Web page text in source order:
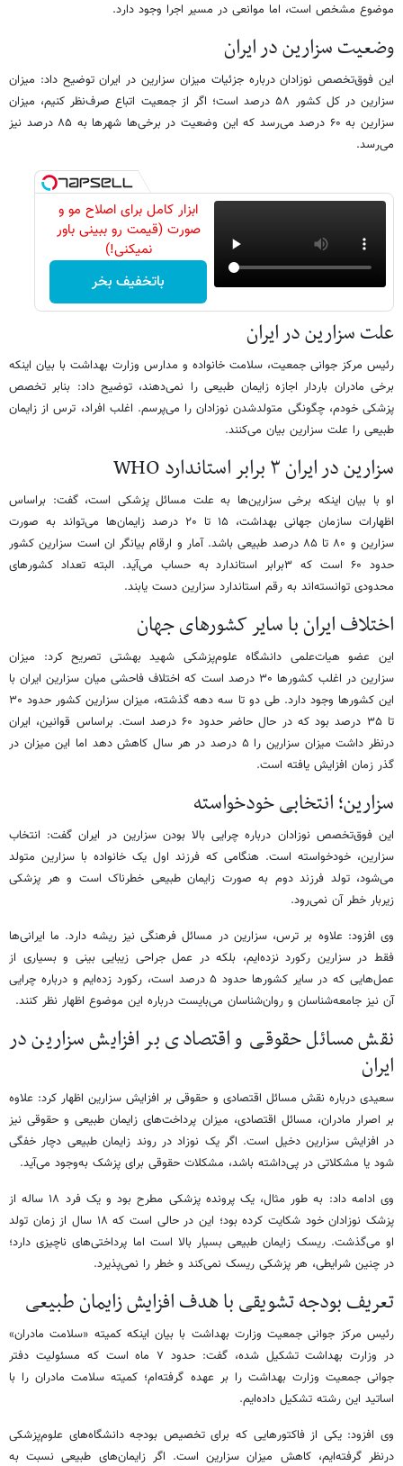
موضوع مشخص است، اما موانعی در مسیر اجرا وجود دارد.
وضعیت سزارین در ایران
این فوق‌تخصص نوزادان درباره جزئیات میزان سزارین در ایران توضیح داد: میزان
سزارین در کل کشور ۵۸ درصد است؛ اگر از جمعیت اتباع صرف‌نظر کنیم، میزان
سزارین به ۶۰ درصد می‌رسد که این وضعیت در برخی‌ها شهرها به ۸۵ درصد نیز
می‌رسد.
ابزار کامل برای اصلاح مو و
صورت (قیمت رو ببینی باور
نمیکنی!)
باتخفیف بخر
علت سزارین در ایران
رئیس مرکز جوانی جمعیت، سلامت خانواده و مدارس وزارت بهداشت با بیان اینکه
برخی مادران باردار اجازه زایمان طبیعی را نمی‌دهند، توضیح داد: بنابر تخصص
پزشکی خودم، چگونگی متولدشدن نوزادان را می‌پرسم. اغلب افراد، ترس از زایمان
طبیعی را علت سزارین بیان‌ می‌کنند.
سزارین در ایران ۳ برابر استاندارد WHO
او با بیان اینکه برخی سزارین‌ها به علت مسائل پزشکی است، گفت: براساس
اظهارات سازمان جهانی بهداشت، ۱۵ تا ۲۰ درصد زایمان‌ها می‌تواند به صورت
سزارین و ۸۰ تا ۸۵ درصد طبیعی باشد. آمار و ارقام بیانگر ان است سزارین کشور
حدود ۶۰ است که ۳برابر استاندارد به حساب می‌آید. البته تعداد کشورهای
محدودی توانسته‌اند به رقم استاندارد سزارین دست‌ یابند.
اختلاف ایران با سایر کشورهای جهان
این عضو هیات‌علمی دانشگاه علوم‌پزشکی شهید بهشتی تصریح کرد: میزان
سزارین در اغلب کشورها ۳۰ درصد است که اختلاف فاحشی میان سزارین ایران با
این کشورها وجود دارد. طی دو تا سه دهه گذشته، میزان سزارین کشور حدود ۳۰
تا ۳۵ درصد بود که در حال حاضر حدود ۶۰ درصد است. براساس قوانین، ایران
درنظر داشت میزان سزارین را ۵ درصد در هر سال کاهش دهد اما این میزان در
گذر زمان افزایش یافته است.
سزارین؛ انتخابی خودخواسته
این فوق‌تخصص نوزادان درباره چرایی بالا بودن سزارین در ایران گفت: انتخاب
سزارین، خودخواسته است. هنگامی که فرزند اول یک خانواده با سزارین متولد
می‌شود، تولد فرزند دوم به صورت زایمان طبیعی خطرناک است و هر پزشکی
زیربار خطر آن نمی‌رود.
وی افزود: علاوه بر ترس، سزارین در مسائل فرهنگی نیز ریشه‌ دارد. ما ایرانی‌ها
فقط در سزارین رکورد نزده‌ایم، بلکه در عمل جراحی زیبایی بینی و بسیاری از
عمل‌هایی که در سایر کشورها حدود ۵ درصد است، رکورد زده‌ایم و درباره چرایی
آن نیز جامعه‌شناسان و روان‌شناسان می‌بایست درباره این موضوع اظهار نظر کنند.
نقش مسائل حقوقی و اقتصادی بر افزایش سزارین در
ایران
سعیدی درباره نقش مسائل اقتصادی و حقوقی بر افزایش سزارین اظهار کرد: علاوه
بر اصرار مادران، مسائل اقتصادی، میزان پرداخت‌های زایمان طبیعی و حقوقی نیز
در افزایش سزارین دخیل است. اگر یک نوزاد در روند زایمان طبیعی دچار خفگی
شود یا مشکلاتی در پی‌داشته باشد، مشکلات حقوقی برای پزشک به‌وجود می‌آید.
وی ادامه داد: به طور مثال، یک پرونده پزشکی مطرح بود و یک فرد ۱۸ ساله از
پزشک نوزادان خود شکایت کرده بود؛ این در حالی است که ۱۸ سال از زمان تولد
او می‌گذشت. ریسک زایمان طبیعی بسیار بالا است اما پرداختی‌های ناچیزی دارد؛
در چنین شرایطی، هر پزشکی ریسک نمی‌کند و خطر را نمی‌پذیرد.
تعریف بودجه تشویقی با هدف افزایش زایمان طبیعی
رئیس مرکز جوانی جمعیت وزارت بهداشت با بیان اینکه کمیته «سلامت مادران»
در وزارت بهداشت تشکیل شده، گفت: حدود ۷ ماه است که مسئولیت دفتر
جوانی جمعیت وزارت بهداشت را بر عهده گرفته‌ام؛ کمیته سلامت مادران را با
اساتید این رشته تشکیل داده‌ایم.
وی افزود: یکی از فاکتورهایی که برای تخصیص بودجه دانشگاه‌های علوم‌پزشکی
درنظر گرفته‌ایم، کاهش میزان سزارین است. اگر زایمان‌های طبیعی نسبت به